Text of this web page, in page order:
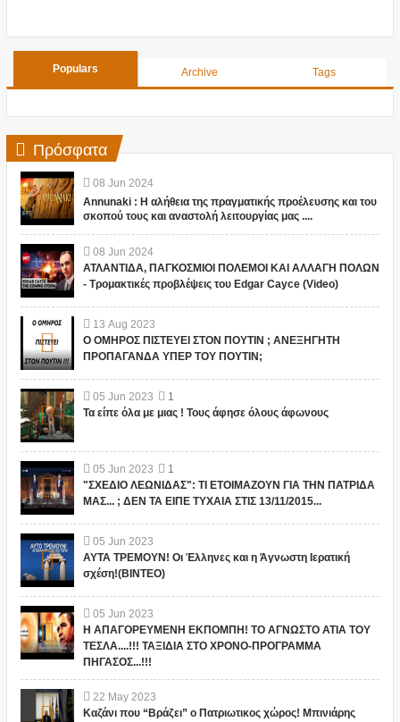
Populars Archive Tags
Πρόσφατα
08 Jun 2024
Annunaki : Η αλήθεια της πραγματικής προέλευσης και του
σκοπού τους και αναστολή λειτουργίας μας ....
08 Jun 2024
ΑΤΛΑΝΤΙΔΑ, ΠΑΓΚΟΣΜΙΟΙ ΠΟΛΕΜΟΙ ΚΑΙ ΑΛΛΑΓΗ ΠΟΛΩΝ
- Τρομακτικές προβλέψεις του Edgar Cayce (Video)
13 Aug 2023
Ο ΟΜΗΡΟΣ ΠΙΣΤΕΥΕΙ ΣΤΟΝ ΠΟΥΤΙΝ ; ΑΝΕΞΗΓΗΤΗ
ΠΡΟΠΑΓΑΝΔΑ ΥΠΕΡ ΤΟΥ ΠΟΥΤΙΝ;
05 Jun 2023
1
Τα είπε όλα με μιας ! Τους άφησε όλους άφωνους
05 Jun 2023
1
"ΣΧΕΔΙΟ ΛΕΩΝΙΔΑΣ": ΤΙ ΕΤΟΙΜΑΖΟΥΝ ΓΙΑ ΤΗΝ ΠΑΤΡΙΔΑ
ΜΑΣ... ; ΔΕΝ ΤΑ ΕΙΠΕ ΤΥΧΑΙΑ ΣΤΙΣ 13/11/2015...
05 Jun 2023
ΑΥΤΑ ΤΡΕΜΟΥΝ! Οι Έλληνες και η Άγνωστη Ιερατική
σχέση!(ΒΙΝΤΕΟ)
05 Jun 2023
Η ΑΠΑΓΟΡΕΥΜΕΝΗ ΕΚΠΟΜΠΗ! ΤΟ ΑΓΝΩΣΤΟ ΑΤΙΑ ΤΟΥ
ΤΕΣΛΑ....!!! ΤΑΞΙΔΙΑ ΣΤΟ ΧΡΟΝΟ-ΠΡΟΓΡΑΜΜΑ
ΠΗΓΑΣΟΣ...!!!
22 May 2023
Καζάνι που “Βράζει” ο Πατριωτικος χώρος! Μπινιάρης